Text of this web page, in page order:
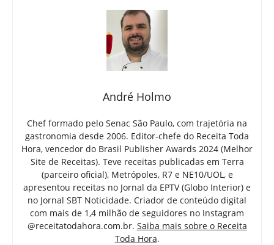
André Holmo
Chef formado pelo Senac São Paulo, com trajetória na
gastronomia desde 2006. Editor-chefe do Receita Toda
Hora, vencedor do Brasil Publisher Awards 2024 (Melhor
Site de Receitas). Teve receitas publicadas em Terra
(parceiro oficial), Metrópoles, R7 e NE10/UOL, e
apresentou receitas no Jornal da EPTV (Globo Interior) e
no Jornal SBT Noticidade. Criador de conteúdo digital
com mais de 1,4 milhão de seguidores no Instagram
@receitatodahora.com.br. Saiba mais sobre o Receita
Toda Hora.